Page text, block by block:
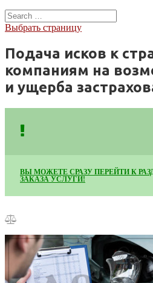
Выбрать страницу
Подача исков к
компаниям на
и ущерба
ВЫ МОЖЕТЕ СРАЗУ ПЕРЕЙТИ К
ЗАКАЗА УСЛУГИ!